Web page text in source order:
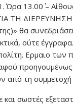
Ώρα 13.00΄ –
ΤΗ
θα
ούτε έγγραφα.
Ερμαιο
από τη
σωστές